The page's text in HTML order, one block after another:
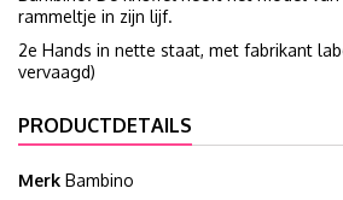
rammeltje in zijn lijf.
2e Hands in nette staat, met fabrikant
vervaagd)
PRODUCTDETAILS
Merk Bambino